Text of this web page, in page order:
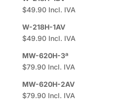
$49.90 Incl. IVA
W-218H-1AV
$49.90 Incl. IVA
MW-620H-3ª
$79.90 Incl. IVA
MW-620H-2AV
$79.90 Incl. IVA